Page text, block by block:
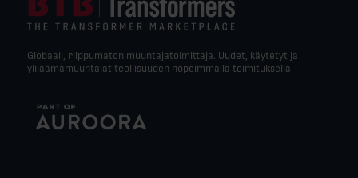
Globaali, riippumaton muuntajatoimittaja. Uudet, käytetyt ja
ylijäämämuuntajat teollisuuden nopeimmalla toimituksella.